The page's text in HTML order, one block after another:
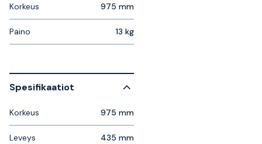
Korkeus 975 mm
Paino 13 kg
Spesifikaatiot
Korkeus 975 mm
Leveys 435 mm